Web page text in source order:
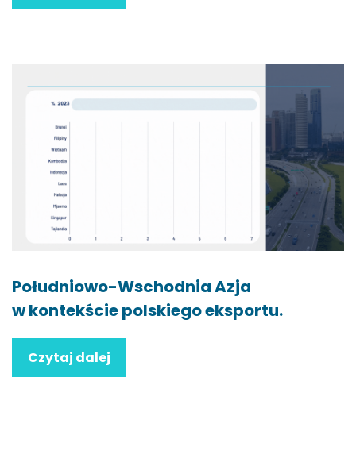
Południowo-Wschodnia Azja
w kontekście polskiego eksportu.
Czytaj dalej